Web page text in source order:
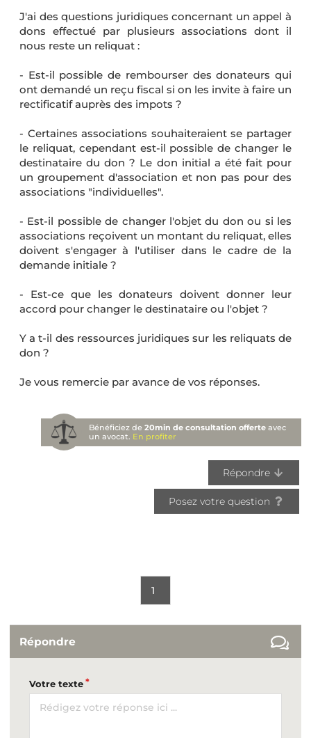
J'ai des questions juridiques concernant un appel à
dons effectué par plusieurs associations dont il
nous reste un reliquat :
- Est-il possible de rembourser des donateurs qui
ont demandé un reçu fiscal si on les invite à faire un
rectificatif auprès des impots ?
- Certaines associations souhaiteraient se partager
le reliquat, cependant est-il possible de changer le
destinataire du don ? Le don initial a été fait pour
un groupement d'association et non pas pour des
associations "individuelles".
- Est-il possible de changer l'objet du don ou si les
associations reçoivent un montant du reliquat, elles
doivent s'engager à l'utiliser dans le cadre de la
demande initiale ?
- Est-ce que les donateurs doivent donner leur
accord pour changer le destinataire ou l'objet ?
Y a t-il des ressources juridiques sur les reliquats de
don ?
Je vous remercie par avance de vos réponses.
Bénéficiez de20min de consultation offerte avec
un avocat. En profiter
Répondre
Posez votre question
1
Répondre
Votre texte